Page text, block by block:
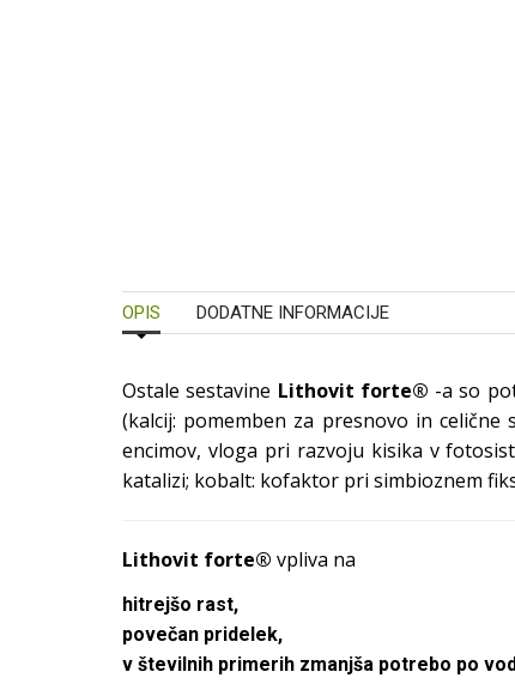
OPIS DODATNE INFORMACIJE
Ostale sestavine Lithovit forte® -a so
(kalcij: pomemben za presnovo in
encimov, vloga pri razvoju kisika v
katalizi; kobalt: kofaktor pri simbioznem
Lithovit forte® vpliva na
hitrejšo rast,
povečan pridelek,
v številnih primerih zmanjša potrebo po